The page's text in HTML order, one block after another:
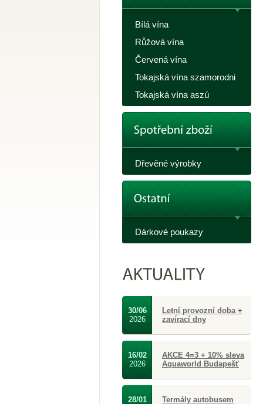
Bílá vína
Růžová vína
Červená vína
Tokajská vína szamorodni
Tokajská vína aszú
Dřevěné výrobky
Dárkové poukazy
30/06
2026
Letní provozní doba +
zavírací dny
16/02
2026
AKCE 4=3 + 10% sleva
Aquaworld Budapešť
28/01 Termály autobusem